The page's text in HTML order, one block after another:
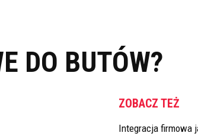
DO BUTÓW?
ZOBACZ TEŻ
Integracja firmowa